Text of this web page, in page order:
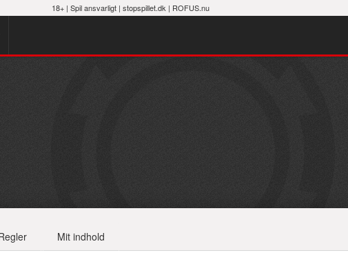
18+ | Spil ansvarligt| stopspillet.dk | ROFUS.nu
Mit indhold